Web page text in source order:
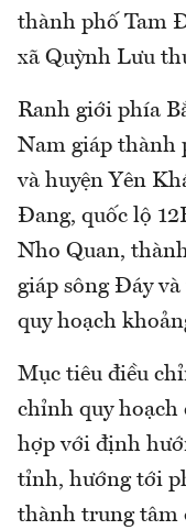
thành phố Tam
xã Quỳnh Lưu
Ranh giới phía
Nam giáp thành
và huyện Yên
Đang, quốc lộ
Nho Quan,
giáp sông Đáy
quy hoạch
Mục tiêu điều
chỉnh quy
hợp với định
tỉnh, hướng tới
thành trung tâm